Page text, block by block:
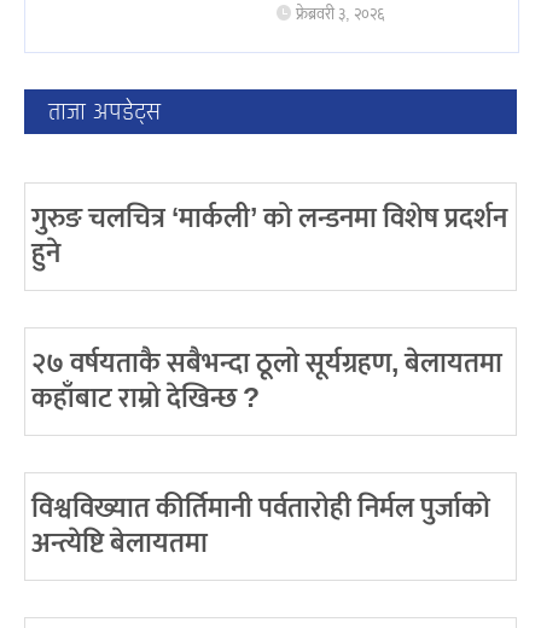
फ्रेब्रवरी ३, २०२६
ताजा अपडेट्स
गुरुङ चलचित्र ‘मार्कली’ को लन्डनमा विशेष प्रदर्शन
हुने
२७ वर्षयताकै सबैभन्दा ठूलो सूर्यग्रहण, बेलायतमा
कहाँबाट राम्रो देखिन्छ ?
विश्वविख्यात कीर्तिमानी पर्वतारोही निर्मल पुर्जाको
अन्त्येष्टि बेलायतमा